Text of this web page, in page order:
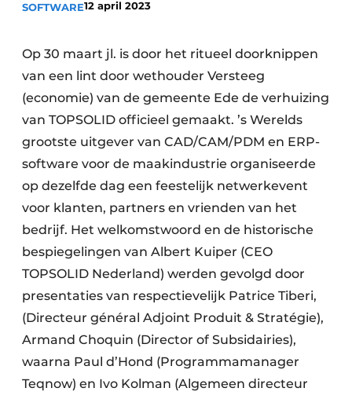
Privacy / Cookie statement
Vacatures
Werkbladen
Meubelbeslag & Kastindeling
SOFTWARE12 april 2023
Op 30 maart jl. is door het ritueel doorknippen
van een lint door wethouder Versteeg
(economie) van de gemeente Ede de verhuizing
van TOPSOLID officieel gemaakt. ’s Werelds
grootste uitgever van CAD/CAM/PDM en ERP-
software voor de maakindustrie organiseerde
op dezelfde dag een feestelijk netwerkevent
voor klanten, partners en vrienden van het
bedrijf. Het welkomstwoord en de historische
bespiegelingen van Albert Kuiper (CEO
TOPSOLID Nederland) werden gevolgd door
presentaties van respectievelijk Patrice Tiberi,
(Directeur général Adjoint Produit & Stratégie),
Armand Choquin (Director of Subsidairies),
waarna Paul d’Hond (Programmamanager
Teqnow) en Ivo Kolman (Algemeen directeur